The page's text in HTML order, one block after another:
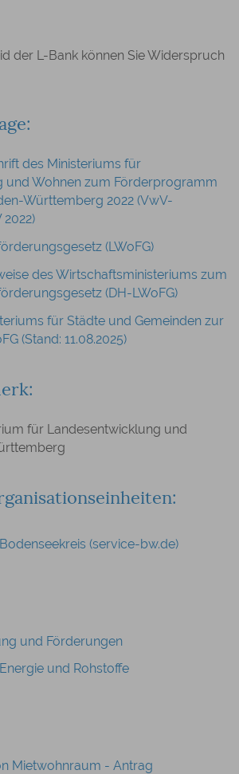
der L-Bank können Sie Widerspruch
des Ministeriums für
und Wohnen zum Förderprogramm
Württemberg 2022 (VwV-
(LWoFG)
des Wirtschaftsministeriums zum
(DH-LWoFG)
für Städte und Gemeinden zur
(Stand: 11.08.2025)
für Landesentwicklung und
(service-bw.de)
und Förderungen
und Rohstoffe
Mietwohnraum - Antrag